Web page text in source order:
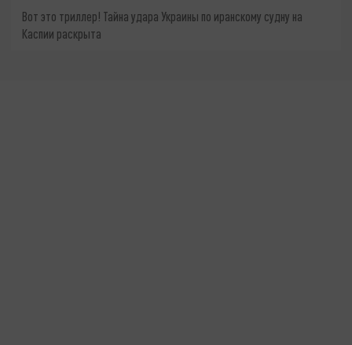
Вот это триллер! Тайна удара Украины по иранскому судну на
Каспии раскрыта